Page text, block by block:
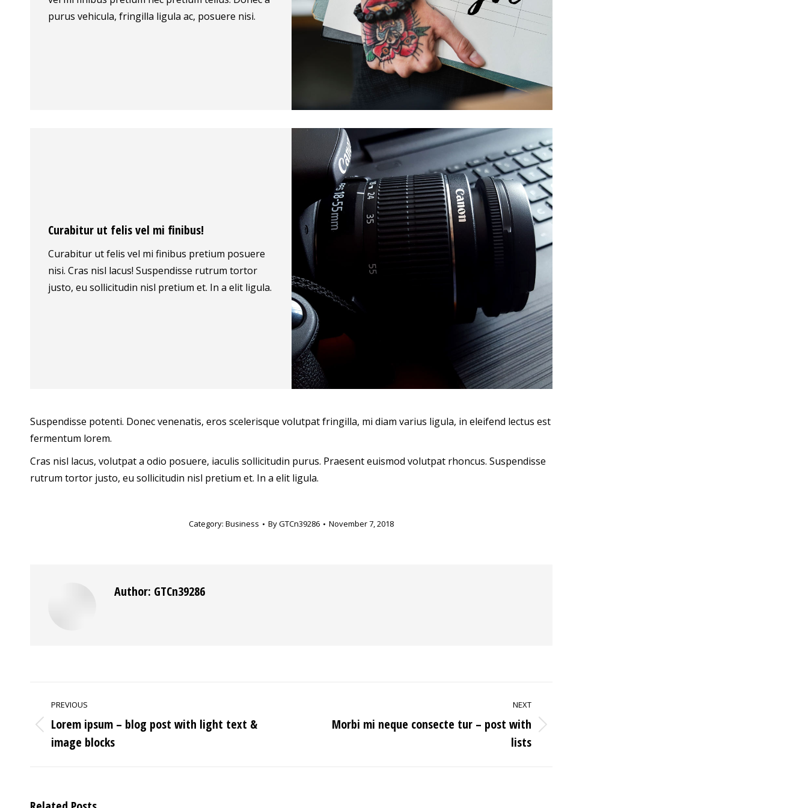
purus vehicula, fringilla ligula ac, posuere nisi.
Curabitur ut felis vel mi finibus!
Curabitur ut felis vel mi finibus pretium posuere
nisi. Cras nisl lacus! Suspendisse rutrum tortor
justo, eu sollicitudin nisl pretium et. In a elit ligula.
Suspendisse potenti. Donec venenatis, eros scelerisque volutpat fringilla, mi diam varius ligula, in eleifend lectus est
fermentum lorem.
Cras nisl lacus, volutpat a odio posuere, iaculis sollicitudin purus. Praesent euismod volutpat rhoncus. Suspendisse
rutrum tortor justo, eu sollicitudin nisl pretium et. In a elit ligula.
Category: Business ByGTCn39286 November 7, 2018
Author: GTCn39286
NAVIGATION
PREVIOUS
Previous
post:
Lorem ipsum – blog post with light text &
image blocks
NEXT
Morbi mi neque consecte tur – post with
lists